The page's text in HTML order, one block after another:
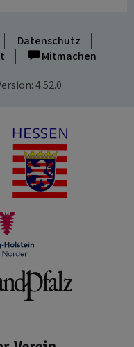
Datenschutz
Mitmachen
4.52.0